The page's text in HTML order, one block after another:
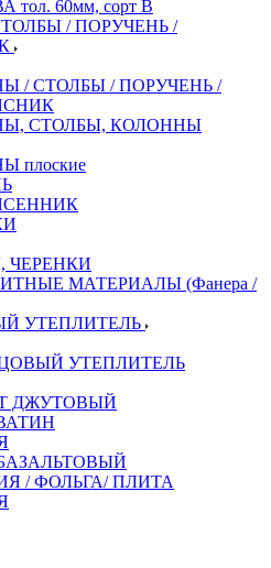
тол. 60мм, сорт В
/ ПОРУЧЕНЬ /
/ СТОЛБЫ / ПОРУЧЕНЬ /
СТОЛБЫ, КОЛОННЫ
плоские
МАТЕРИАЛЫ (Фанера /
УТЕПЛИТЕЛЬ
УТЕПЛИТЕЛЬ
ДЖУТОВЫЙ
/ ФОЛЬГА/ ПЛИТА